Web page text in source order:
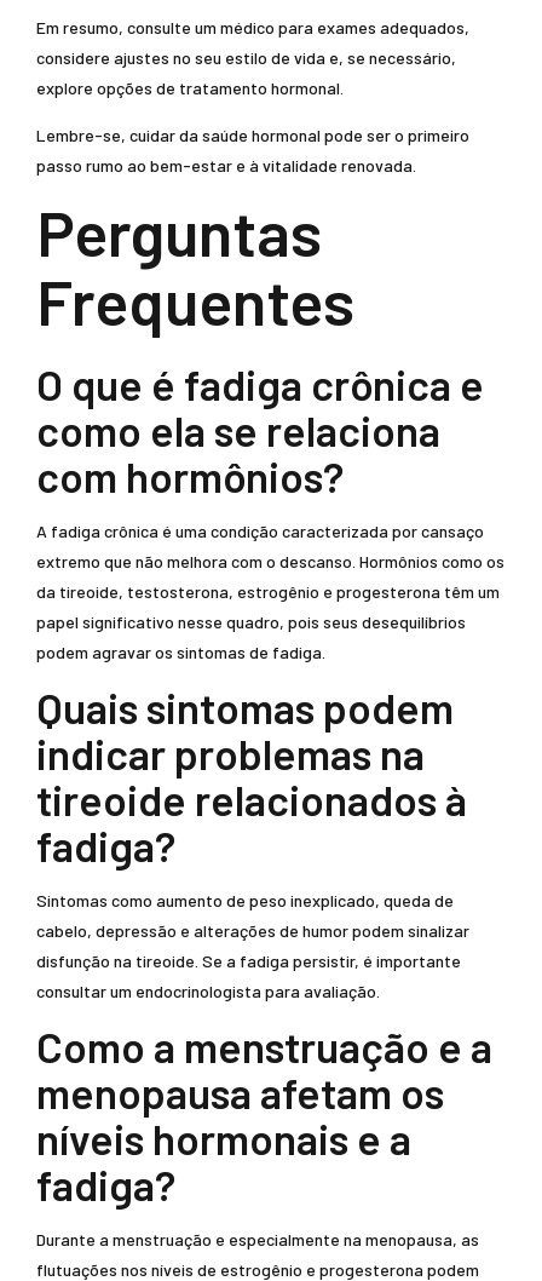
Em resumo, consulte um médico para exames adequados,
considere ajustes no seu estilo de vida e, se necessário,
explore opções de tratamento hormonal.
Lembre-se, cuidar da saúde hormonal pode ser o primeiro
passo rumo ao bem-estar e à vitalidade renovada.
Perguntas
Frequentes
O que é fadiga crônica e
como ela se relaciona
com hormônios?
A fadiga crônica é uma condição caracterizada por cansaço
extremo que não melhora com o descanso. Hormônios como os
da tireoide, testosterona, estrogênio e progesterona têm um
papel significativo nesse quadro, pois seus desequilíbrios
podem agravar os sintomas de fadiga.
Quais sintomas podem
indicar problemas na
tireoide relacionados à
fadiga?
Sintomas como aumento de peso inexplicado, queda de
cabelo, depressão e alterações de humor podem sinalizar
disfunção na tireoide. Se a fadiga persistir, é importante
consultar um endocrinologista para avaliação.
Como a menstruação e a
menopausa afetam os
níveis hormonais e a
fadiga?
Durante a menstruação e especialmente na menopausa, as
flutuações nos níveis de estrogênio e progesterona podem